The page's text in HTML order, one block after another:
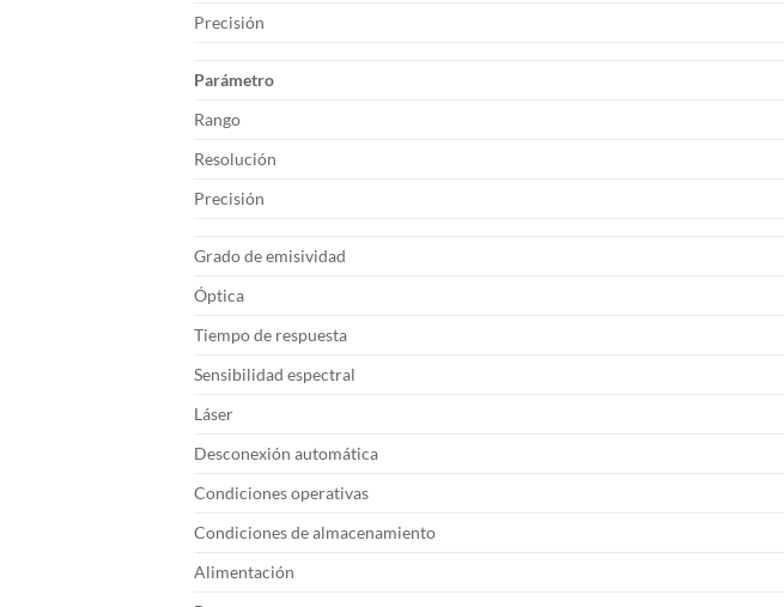
Precisión
Parámetro
Rango
Resolución
Precisión
Grado de emisividad
Óptica
Tiempo de respuesta
Sensibilidad espectral
Láser
Desconexión automática
Condiciones operativas
Condiciones de almacenamiento
Alimentación